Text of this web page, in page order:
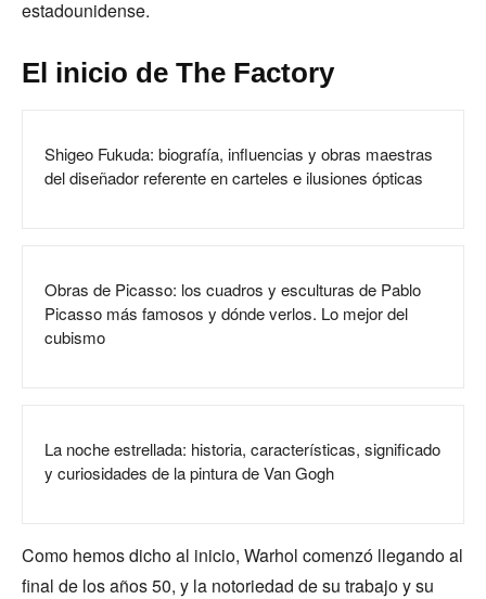
estadounidense.
El inicio de The Factory
Shigeo Fukuda: biografía, influencias y obras maestras
del diseñador referente en carteles e ilusiones ópticas
Obras de Picasso: los cuadros y esculturas de Pablo
Picasso más famosos y dónde verlos. Lo mejor del
cubismo
La noche estrellada: historia, características, significado
y curiosidades de la pintura de Van Gogh
Como hemos dicho al inicio, Warhol comenzó llegando al
final de los años 50, y la notoriedad de su trabajo y su